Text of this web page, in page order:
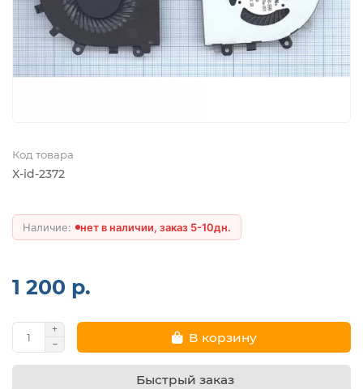
Код товара
X-id-2372
нет в наличии, заказ 5-10дн.
1 200 р.
В корзину
Быстрый заказ